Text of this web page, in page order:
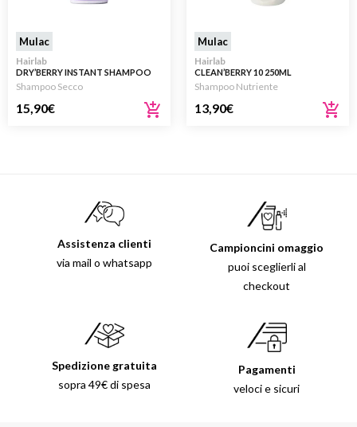
Mulac
Hairlab
DRY’BERRY INSTANT SHAMPOO
150ML
Shampoo Secco
15,90€
Mulac
Hairlab
CLEAN’BERRY 10 250ML
Shampoo Nutriente
13,90€
Assistenza clienti
via mail o whatsapp
Campioncini omaggio
puoi sceglierli al
checkout
Spedizione gratuita
sopra 49€ di spesa
Pagamenti
veloci e sicuri